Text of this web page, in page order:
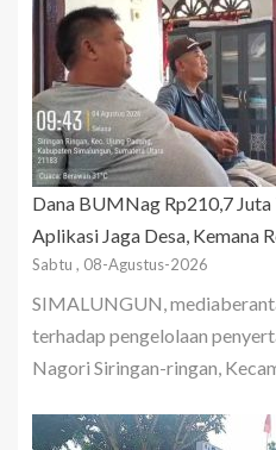
Dana BUMNag Rp210,7
Aplikasi Jaga Desa, Kemana
Sabtu , 08-Agustus-2026
SIMALUNGUN,
terhadap pengelolaan
Nagori Siringan-ringan,